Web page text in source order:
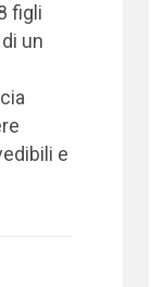
figli
un
e